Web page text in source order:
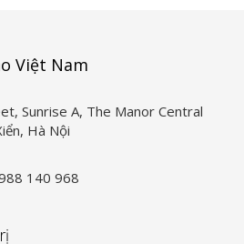
Việt Nam
Sunrise A, The Manor Central
Hà Nội
140 968